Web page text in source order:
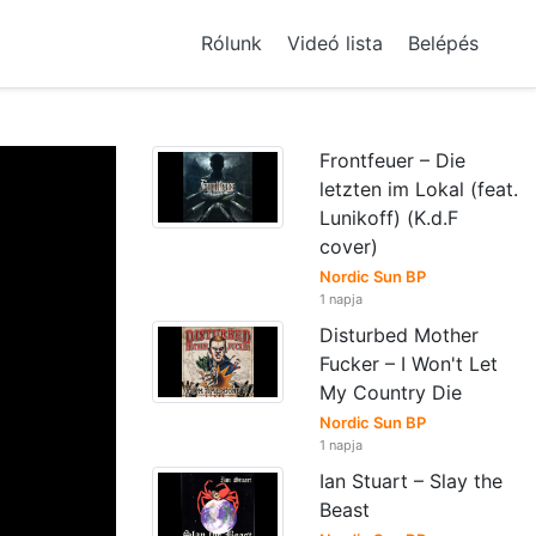
Rólunk Videó lista Belépés
Frontfeuer – Die
letzten im Lokal (feat.
Lunikoff) (K.d.F
cover)
Nordic Sun BP
1 napja
Disturbed Mother
Fucker – I Won't Let
My Country Die
Nordic Sun BP
1 napja
Ian Stuart – Slay the
Beast